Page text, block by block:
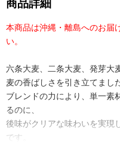
本商品は沖縄・離島へのお届
い。
六条大麦、二条大麦、発芽大
麦の香ばしさを引き立てました
ブレンドの力により、単一素
るのに、
後味がクリアな味わいを実現
です。